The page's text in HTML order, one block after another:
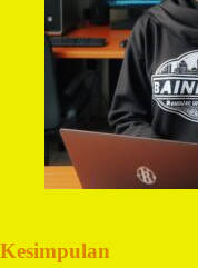
Kesimpulan